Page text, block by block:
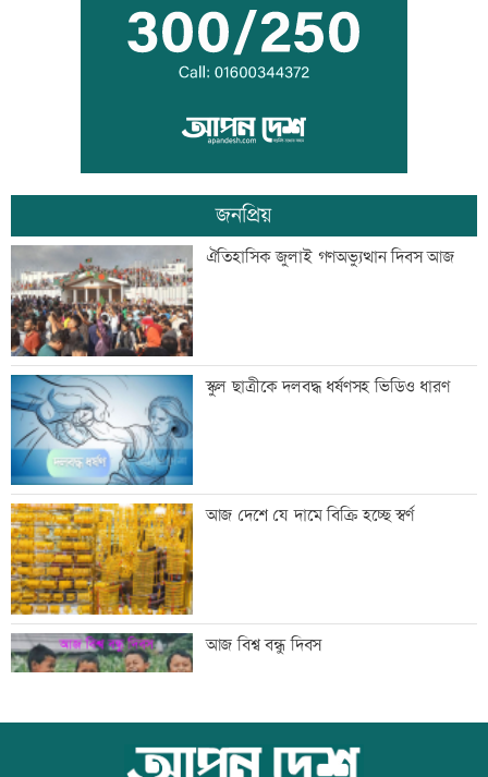
সিন্ডিকেট ভেঙে কৃষকদের লাভ নিশ্চিত করা
হবে: আইনমন্ত্রী
টেলিভিশনে আজকের যত খেলা
শনিবার রাজধানীর যেসব মার্কেট-দর্শনীয় স্থান
বন্ধ
শাহজালাল বিমানবন্দরে আগুন, সাময়িক বন্ধ
যাত্রীসেবা
গ্রিস উপকূলে দুই শতাধিক অভিবাসী উদ্ধার,
অধিকাংশ বাংলাদেশি
অস্থির বাজারে আজ স্বর্ণের ভরি কত
জনপ্রিয়
ঐতিহাসিক জুলাই গণঅভ্যুত্থান দিবস আজ
স্কুল ছাত্রীকে দলবদ্ধ ধর্ষণসহ ভিডিও ধারণ
আজ দেশে যে দামে বিক্রি হচ্ছে স্বর্ণ
আজ বিশ্ব বন্ধু দিবস